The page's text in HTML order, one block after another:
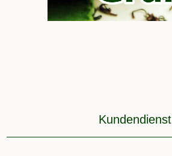
Kundendienst